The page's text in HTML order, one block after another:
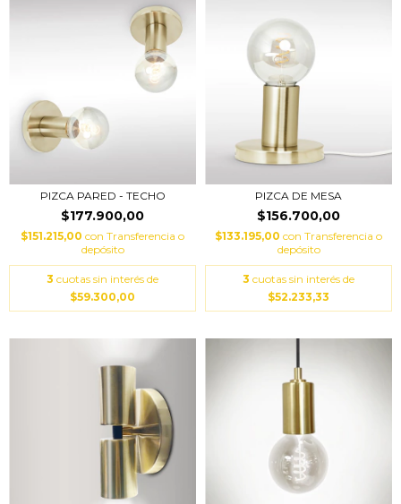
PIZCA PARED - TECHO
$177.900,00
$151.215,00 con Transferencia o
depósito
3 cuotas sin interés de
$59.300,00
PIZCA DE MESA
$156.700,00
$133.195,00 con Transferencia o
depósito
3 cuotas sin interés de
$52.233,33